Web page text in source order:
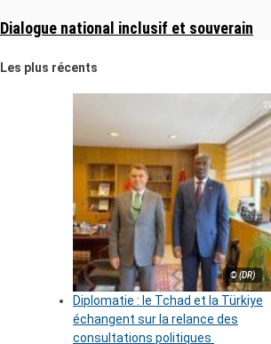
Dialogue national inclusif et souverain
Les plus récents
© (DR)
Diplomatie : le Tchad et la Türkiye
échangent sur la relance des
consultations politiques